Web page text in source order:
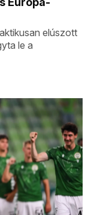
elúszott
le a